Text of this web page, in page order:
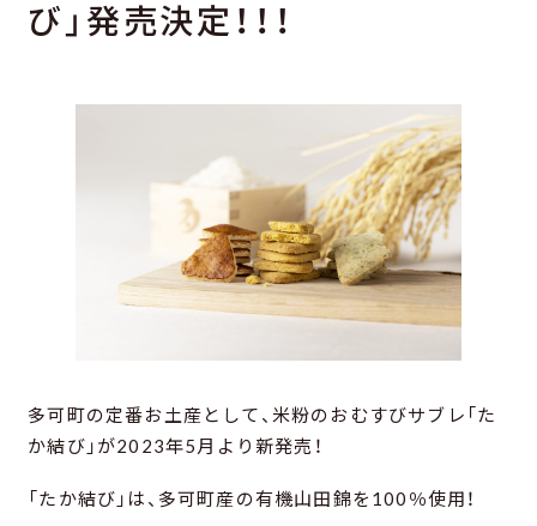
び」発売決定！！！
多可町の定番お土産として、米粉のおむすびサブレ「た
か結び」が2023年5月より新発売！
「たか結び」は、多可町産の有機山田錦を100％使用！